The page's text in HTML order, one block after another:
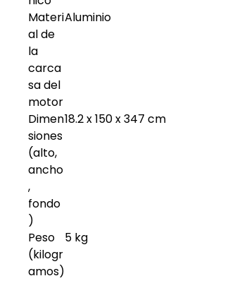
Materi
al de
la
carca
sa del
motor
Aluminio
Dimen
siones
(alto,
ancho
,
fondo
)
18.2 x 150 x 347 cm
Peso
(kilogr
amos)
5 kg